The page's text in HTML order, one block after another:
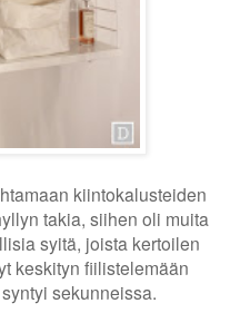
kiintokalusteiden
takia, siihen oli muita
syitä, joista kertoilen
keskityn fiilistelemään
sekunneissa.